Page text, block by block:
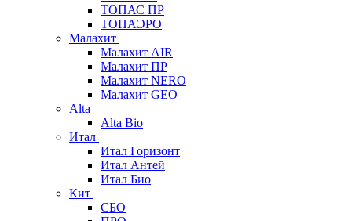
ТОПАС ПР
ТОПАЭРО
Малахит
Малахит AIR
Малахит ПР
Малахит NERO
Малахит GEO
Alta
Alta Bio
Итал
Итал Горизонт
Итал Антей
Итал Био
Кит
СБО